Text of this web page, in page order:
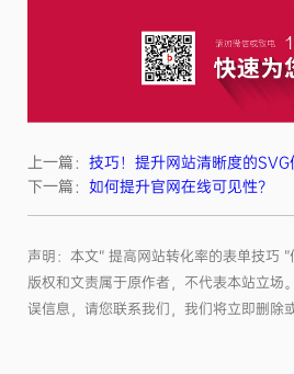
上一篇： 技巧！提升网站清晰度的SVG
下一篇： 如何提升官网在线可见性？
声明：本文“ 提高网站转化率的表单技巧
版权和文责属于原作者，不代表本站立场
误信息，请您联系我们，我们将立即删除